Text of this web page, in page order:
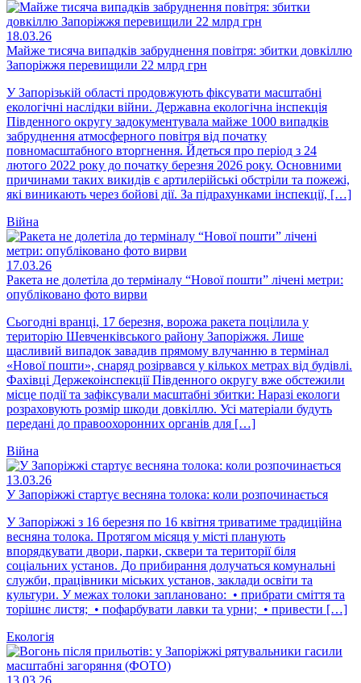
18.03.26
Майже тисяча випадків забруднення повітря: збитки довкіллю
Запоріжжя перевищили 22 млрд грн
У Запорізькій області продовжують фіксувати масштабні
екологічні наслідки війни. Державна екологічна інспекція
Південного округу задокументувала майже 1000 випадків
забруднення атмосферного повітря від початку
повномасштабного вторгнення. Йдеться про період з 24
лютого 2022 року до початку березня 2026 року. Основними
причинами таких викидів є артилерійські обстріли та пожежі,
які виникають через бойові дії. За підрахунками інспекції, […]
Війна
17.03.26
Ракета не долетіла до терміналу “Нової пошти” лічені метри:
опубліковано фото вирви
Сьогодні вранці, 17 березня, ворожа ракета поцілила у
територію Шевченківського району Запоріжжя. Лише
щасливий випадок завадив прямому влучанню в термінал
«Нової пошти», снаряд розірвався у кількох метрах від будівлі.
Фахівці Держекоінспекції Південного округу вже обстежили
місце події та зафіксували масштабні збитки: Наразі екологи
розраховують розмір шкоди довкіллю. Усі матеріали будуть
передані до правоохоронних органів для […]
Війна
13.03.26
У Запоріжжі стартує весняна толока: коли розпочинається
У Запоріжжі з 16 березня по 16 квітня триватиме традиційна
весняна толока. Протягом місяця у місті планують
впорядкувати двори, парки, сквери та території біля
соціальних установ. До прибирання долучаться комунальні
служби, працівники міських установ, заклади освіти та
культури. У межах толоки заплановано: • прибрати сміття та
торішнє листя; • пофарбувати лавки та урни; • привести […]
Екологія
13.03.26